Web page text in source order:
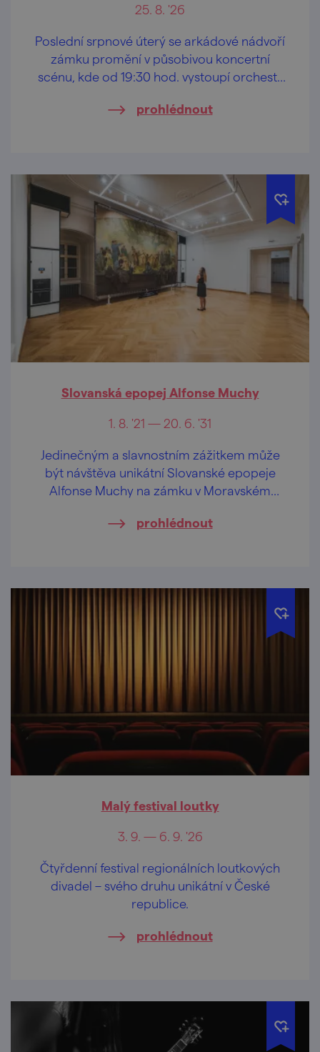
25. 8. '26
Poslední srpnové úterý se arkádové nádvoří
zámku promění v působivou koncertní
scénu, kde od 19:30 hod. vystoupí orchestr
Pavluše.
prohlédnout
Slovanská epopej Alfonse Muchy
1. 8. '21 — 20. 6. '31
Jedinečným a slavnostním zážitkem může
být návštěva unikátní Slovanské epopeje
Alfonse Muchy na zámku v Moravském
prohlédnout
Malý festival loutky
3. 9. — 6. 9. '26
Čtyřdenní festival regionálních loutkových
divadel – svého druhu unikátní v České
republice.
prohlédnout